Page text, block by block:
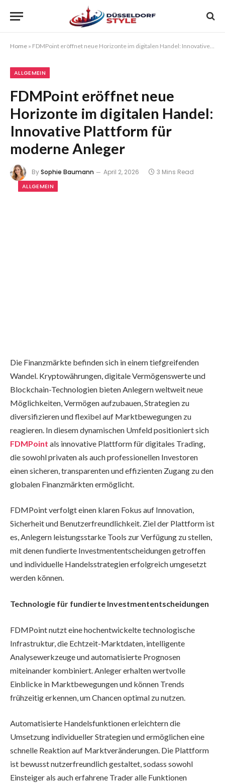
Home » FDMPoint eröffnet neue Horizonte im digitalen Handel: Innovative Plattform für moderne Anleger
ALLGEMEIN
FDMPoint eröffnet neue
Horizonte im digitalen Handel:
Innovative Plattform für
moderne Anleger
BySophie Baumann April 2, 2026 3 Mins Read
ALLGEMEIN
Die Finanzmärkte befinden sich in einem tiefgreifenden
Wandel. Kryptowährungen, digitale Vermögenswerte und
Blockchain-Technologien bieten Anlegern weltweit neue
Möglichkeiten, Vermögen aufzubauen, Strategien zu
diversifizieren und flexibel auf Marktbewegungen zu
reagieren. In diesem dynamischen Umfeld positioniert sich
FDMPoint als innovative Plattform für digitales Trading,
die sowohl privaten als auch professionellen Investoren
einen sicheren, transparenten und effizienten Zugang zu den
globalen Finanzmärkten ermöglicht.
FDMPoint verfolgt einen klaren Fokus auf Innovation,
Sicherheit und Benutzerfreundlichkeit. Ziel der Plattform ist
es, Anlegern leistungsstarke Tools zur Verfügung zu stellen,
mit denen fundierte Investmententscheidungen getroffen
und individuelle Handelsstrategien erfolgreich umgesetzt
werden können.
Technologie für fundierte Investmententscheidungen
FDMPoint nutzt eine hochentwickelte technologische
Infrastruktur, die Echtzeit-Marktdaten, intelligente
Analysewerkzeuge und automatisierte Prognosen
miteinander kombiniert. Anleger erhalten wertvolle
Einblicke in Marktbewegungen und können Trends
frühzeitig erkennen, um Chancen optimal zu nutzen.
Automatisierte Handelsfunktionen erleichtern die
Umsetzung individueller Strategien und ermöglichen eine
schnelle Reaktion auf Marktveränderungen. Die Plattform
ist bewusst nutzerfreundlich gestaltet, sodass sowohl
Einsteiger als auch erfahrene Trader alle Funktionen